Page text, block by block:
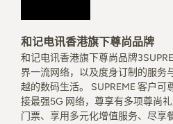
和记电讯香港旗下尊尚品牌
和记电讯香港旗下尊尚品牌
界一流网络，以及度身订制的服务
越的数码生活。 SUPREME 客户
接最强5G 网络，尊享有多项尊尚
门票、享用多元化增值服务、尽享